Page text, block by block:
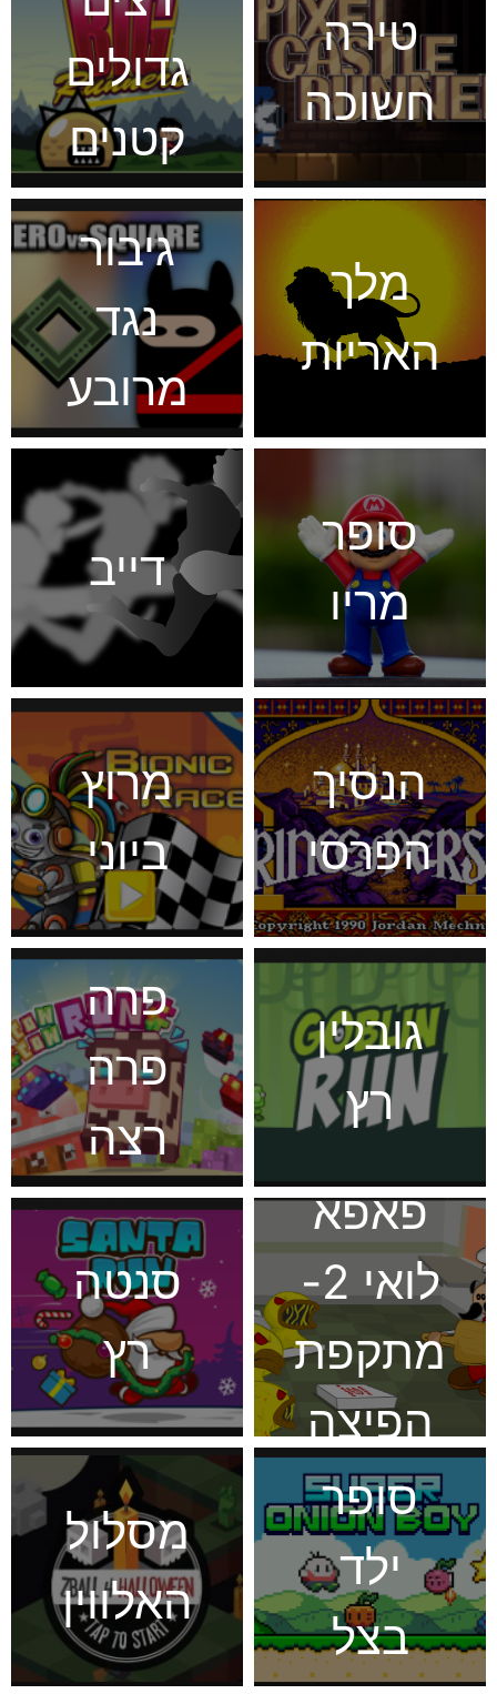
טירה
חשוכה
גדולים
קטנים
מלך
האריות
גיבור
נגד
מרובע
סופר
מריו
דייב
הנסיך
הפרסי
מרוץ
ביוני
גובלין
רץ
פרה
פרה
רצה
פאפא
לואי 2-
מתקפת
הפיצה
סנטה
רץ
סופר
ילד
בצל
מסלול
האלווין